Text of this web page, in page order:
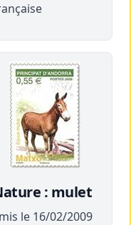
: mulet
le 16/02/2009